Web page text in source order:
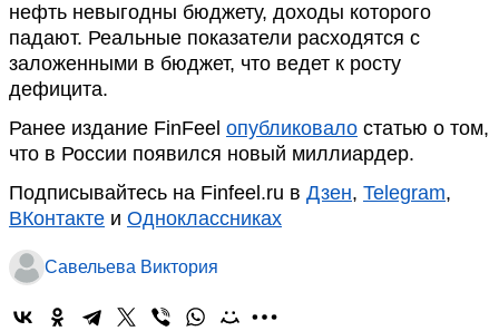
нефть невыгодны бюджету, доходы которого
падают. Реальные показатели расходятся с
заложенными в бюджет, что ведет к росту
дефицита.
Ранее издание FinFeel опубликовало статью о том,
что в России появился новый миллиардер.
Подписывайтесь на Finfeel.ru в Дзен, Telegram,
ВКонтакте и Одноклассниках
Савельева Виктория